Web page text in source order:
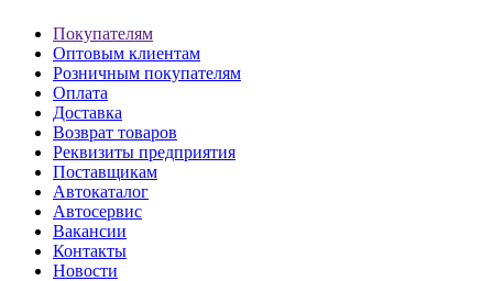
Покупателям
Оптовым клиентам
Розничным покупателям
Оплата
Доставка
Возврат товаров
Реквизиты предприятия
Поставщикам
Автокаталог
Автосервис
Вакансии
Контакты
Новости